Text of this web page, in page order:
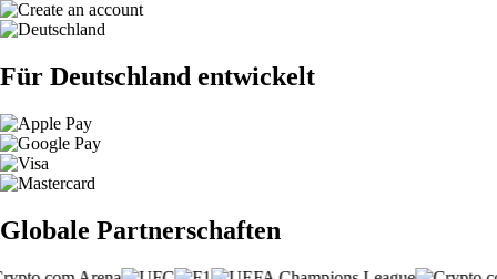
Für Deutschland entwickelt
Globale Partnerschaften